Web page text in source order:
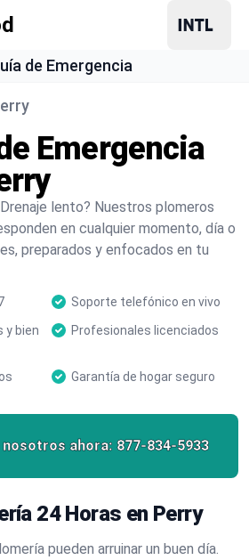
de Emergencia
Emergencia
lento? Nuestros plomeros
en cualquier momento, día o
preparados y enfocados en tu
Soporte telefónico en vivo
y bien
Profesionales licenciados
Garantía de hogar seguro
nosotros ahora: 877-834-5933
24 Horas en Perry
pueden arruinar un buen día.